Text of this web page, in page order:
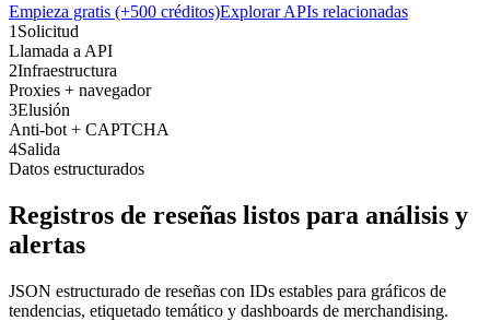
Empieza gratis (+500 créditos)Explorar APIs relacionadas
1 Solicitud
Llamada a API
2Infraestructura
Proxies + navegador
3Elusión
Anti-bot + CAPTCHA
4Salida
Datos estructurados
Registros de reseñas listos para análisis y
alertas
JSON estructurado de reseñas con IDs estables para gráficos de
tendencias, etiquetado temático y dashboards de merchandising.